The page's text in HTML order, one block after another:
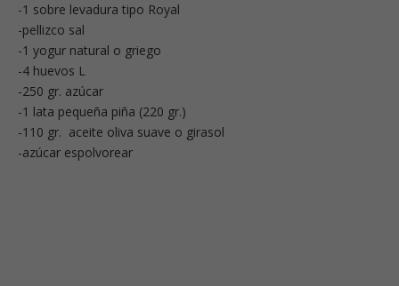
-1 sobre levadura tipo Royal
-pellizco sal
-1 yogur natural o griego
-4 huevos L
-250 gr. azúcar
-1 lata pequeña piña (220 gr.)
-110 gr. aceite oliva suave o girasol
-azúcar espolvorear